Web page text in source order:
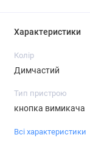
Характеристики
Колір
Димчастий
Тип пристрою
кнопка вимикача
Всі характеристики